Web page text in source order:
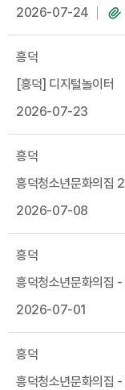
간담회 건의사항 및 조
2026-07-24
흥덕
[흥덕] 디지털놀이터
2026-07-23
흥덕
흥덕청소년문화의집
2026-07-08
흥덕
흥덕청소년문화의집
하향, 2차 운영시간 오
2026-07-01
흥덕
흥덕청소년문화의집